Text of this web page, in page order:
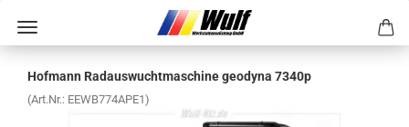
Hof­mann Rad­aus­wucht­ma­schi­ne geo­dy­na 7340p
(Art.Nr.: EEWB774APE1)